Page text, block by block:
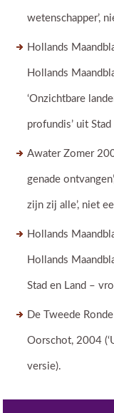
wetenschapper’,
Hollands
Hollands
‘Onzichtbare
profundis’ uit Stad
Awater Zomer
genade
zijn zij alle’, niet
Hollands
Hollands
Stad en Land –
De Tweede
Oorschot, 2004
versie).